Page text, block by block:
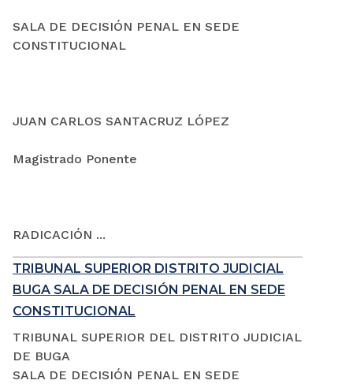
SALA DE DECISIÓN PENAL EN SEDE
CONSTITUCIONAL
JUAN CARLOS SANTACRUZ LÓPEZ
Magistrado Ponente
RADICACIÓN ...
TRIBUNAL SUPERIOR DISTRITO JUDICIAL
BUGA SALA DE DECISIÓN PENAL EN SEDE
CONSTITUCIONAL
TRIBUNAL SUPERIOR DEL DISTRITO JUDICIAL
DE BUGA
SALA DE DECISIÓN PENAL EN SEDE